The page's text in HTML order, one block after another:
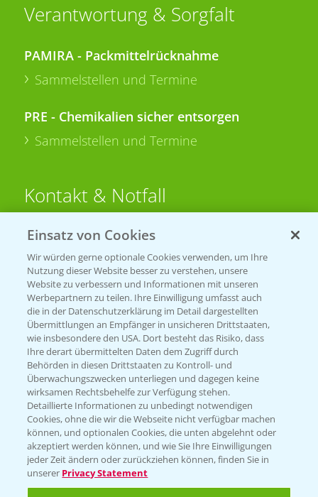
Verantwortung & Sorgfalt
PAMIRA - Packmittelrücknahme
Sammelstellen und Termine
PRE - Chemikalien sicher entsorgen
Sammelstellen und Termine
Kontakt & Notfall
Beratung auf WhatsApp
T.+49 (0)174 346 564 1
KONTAKT
Hilfe in Notfällen
T.+49 (0)214/30-20220
Folgen Sie uns
Einsatz von Cookies
Wir würden gerne optionale Cookies verwenden, um Ihre
Nutzung dieser Website besser zu verstehen, unsere
Website zu verbessern und Informationen mit unseren
Werbepartnern zu teilen. Ihre Einwilligung umfasst auch
die in der Datenschutzerklärung im Detail dargestellten
Übermittlungen an Empfänger in unsicheren Drittstaaten,
wie insbesondere den USA. Dort besteht das Risiko, dass
Ihre derart übermittelten Daten dem Zugriff durch
Behörden in diesen Drittstaaten zu Kontroll- und
Überwachungszwecken unterliegen und dagegen keine
wirksamen Rechtsbehelfe zur Verfügung stehen.
Detaillierte Informationen zu unbedingt notwendigen
Cookies, ohne die wir die Webseite nicht verfügbar machen
können, und optionalen Cookies, die unten abgelehnt oder
akzeptiert werden können, und wie Sie Ihre Einwilligungen
jeder Zeit ändern oder zurückziehen können, finden Sie in
unserer Privacy Statement